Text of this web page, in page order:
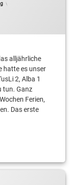
alljährliche
hatte es unser
2, Alba 1
tun. Ganz
Ferien,
Das erste